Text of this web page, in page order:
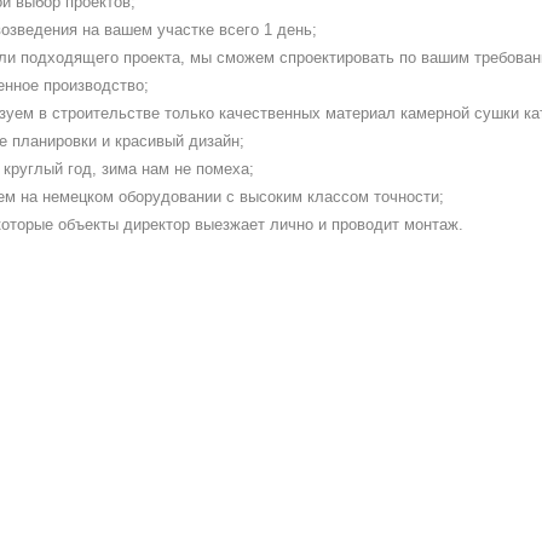
на вашем участке всего 1 день;
подходящего проекта, мы сможем спроектировать по вашим
производство;
в строительстве только качественных материал камерной сушки
планировки и красивый дизайн;
год, зима нам не помеха;
на немецком оборудовании с высоким классом точности;
объекты директор выезжает лично и проводит монтаж.